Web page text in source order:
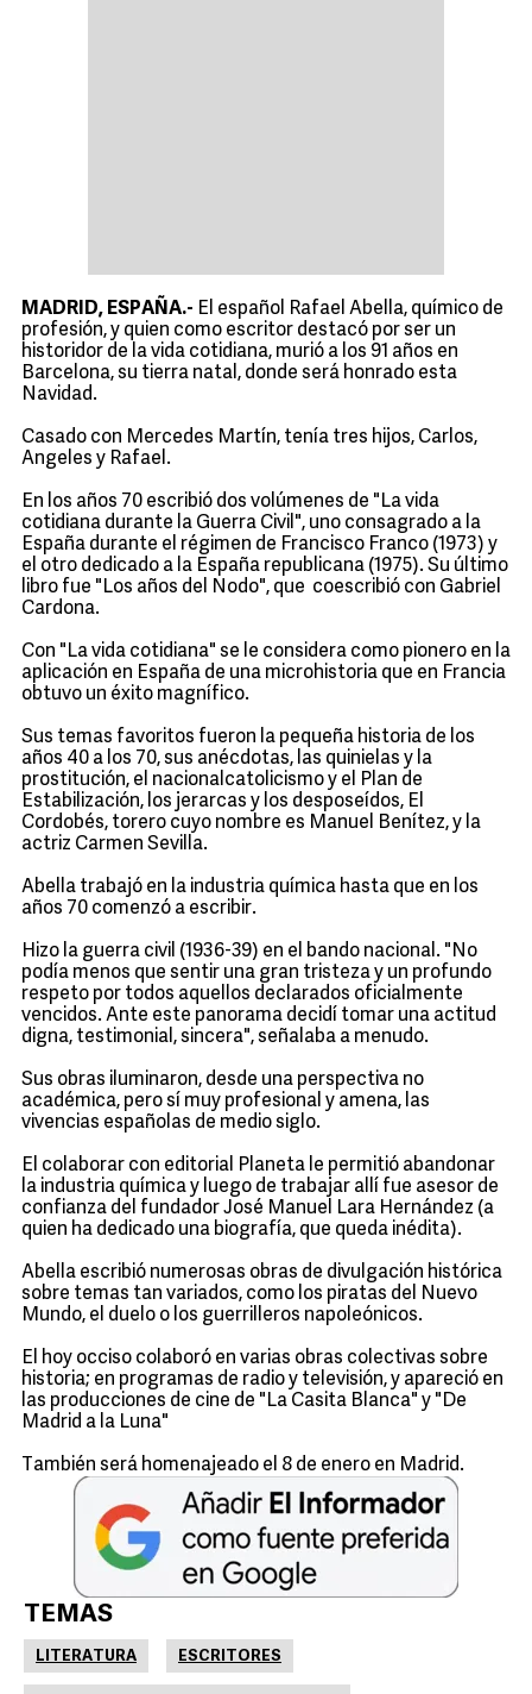
MADRID, ESPAÑA.- El español Rafael Abella, químico de
profesión, y quien como escritor destacó por ser un
historidor de la vida cotidiana, murió a los 91 años en
Barcelona, su tierra natal, donde será honrado esta
Navidad.
Casado con Mercedes Martín, tenía tres hijos, Carlos,
Angeles y Rafael.
En los años 70 escribió dos volúmenes de "La vida
cotidiana durante la Guerra Civil", uno consagrado a la
España durante el régimen de Francisco Franco (1973) y
el otro dedicado a la España republicana (1975). Su último
libro fue "Los años del Nodo", que coescribió con Gabriel
Cardona.
Con "La vida cotidiana" se le considera como pionero en la
aplicación en España de una microhistoria que en Francia
obtuvo un éxito magnífico.
Sus temas favoritos fueron la pequeña historia de los
años 40 a los 70, sus anécdotas, las quinielas y la
prostitución, el nacionalcatolicismo y el Plan de
Estabilización, los jerarcas y los desposeídos, El
Cordobés, torero cuyo nombre es Manuel Benítez, y la
actriz Carmen Sevilla.
Abella trabajó en la industria química hasta que en los
años 70 comenzó a escribir.
Hizo la guerra civil (1936-39) en el bando nacional. "No
podía menos que sentir una gran tristeza y un profundo
respeto por todos aquellos declarados oficialmente
vencidos. Ante este panorama decidí tomar una actitud
digna, testimonial, sincera", señalaba a menudo.
Sus obras iluminaron, desde una perspectiva no
académica, pero sí muy profesional y amena, las
vivencias españolas de medio siglo.
El colaborar con editorial Planeta le permitió abandonar
la industria química y luego de trabajar allí fue asesor de
confianza del fundador José Manuel Lara Hernández (a
quien ha dedicado una biografía, que queda inédita).
Abella escribió numerosas obras de divulgación histórica
sobre temas tan variados, como los piratas del Nuevo
Mundo, el duelo o los guerrilleros napoleónicos.
El hoy occiso colaboró en varias obras colectivas sobre
historia; en programas de radio y televisión, y apareció en
las producciones de cine de "La Casita Blanca" y "De
Madrid a la Luna"
También será homenajeado el 8 de enero en Madrid.
TEMAS
LITERATURA ESCRITORES